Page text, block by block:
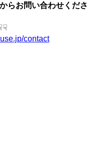
らお問い合わせくださ
contact